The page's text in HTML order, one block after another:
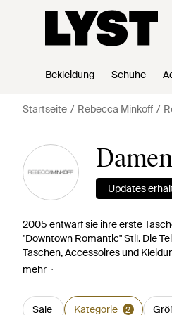
Bekleidung Schuhe
Startseite Rebecca Minkoff
Updates
2005 entwarf sie ihre erste
"Downtown Romantic" Stil. Die
Taschen, Accessoires und
spielerischen Touch und steht
bleiben. Wählen Sie eine Mini
mehr
Sale Kategorie 2